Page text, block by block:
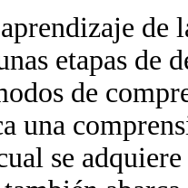
etapas de
de
una
se